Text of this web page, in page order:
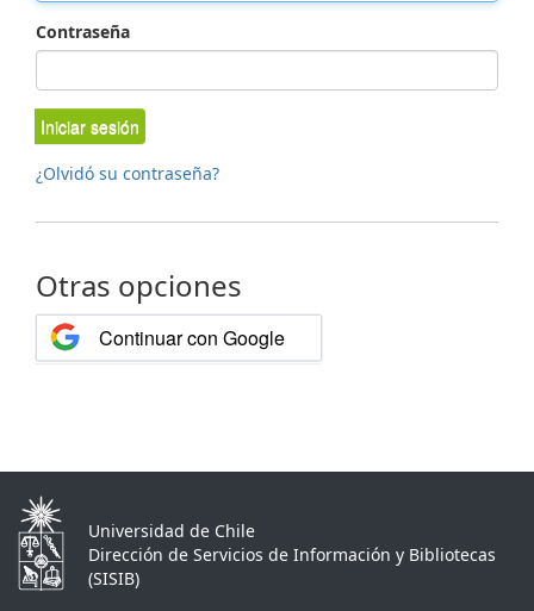
Contraseña
Iniciar sesión
¿Olvidó su contraseña?
Otras opciones
Continuar con Google
Universidad de Chile
Dirección de Servicios de Información y Bibliotecas
(SISIB)